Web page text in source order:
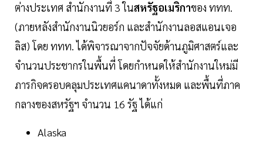
ต่างประเทศ สำนักงานที่ 3 ในสหรัฐอเมริกาของ ททท.
(ภายหลังสำนักงานนิวยอร์ก และสำนักงานลอสแอนเจอ
ลิส) โดย ททท. ได้พิจารณาจากปัจจัยด้านภูมิศาสตร์และ
จำนวนประชากรในพื้นที่ โดยกำหนดให้สำนักงานใหม่มี
ภารกิจครอบคลุมประเทศแคนาดาทั้งหมด และพื้นที่ภาค
กลางของสหรัฐฯ จำนวน 16 รัฐ ได้แก่
Alaska